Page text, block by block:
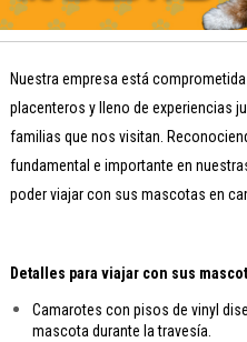
Nuestra empresa está
placenteros y lleno de experiencias
familias que nos visitan.
fundamental e importante en
poder viajar con sus mascotas en
Detalles para viajar con sus
Camarotes con pisos de vinyl
mascota durante la travesía.